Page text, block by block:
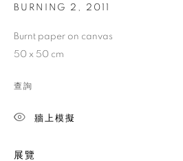
BURNING 2 , 2011
Burnt paper on canvas
50 x 50 cm
查詢
牆上模擬
展覽